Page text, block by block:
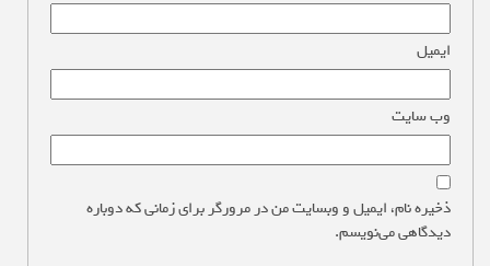
ایمیل
وب‌ سایت
ذخیره نام، ایمیل و وبسایت من در مرورگر برای زمانی که دوباره
دیدگاهی می‌نویسم.